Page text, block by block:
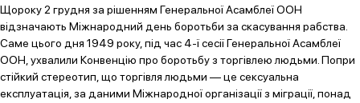
Щороку 2 грудня за рішенням Генеральної Асамблеї ООН
відзначають Міжнародний день боротьби за скасування рабства.
Саме цього дня 1949 року, під час 4-ї сесії Генеральної Асамблеї
ООН, ухвалили Конвенцію про боротьбу з торгівлею людьми. Попри
стійкий стереотип, що торгівля людьми — це сексуальна
експлуатація, за даними Міжнародної організації з міграції, понад